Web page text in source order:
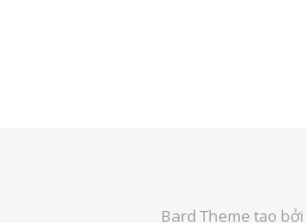
Bard Theme tạo bởi